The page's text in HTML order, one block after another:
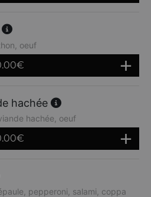
oeuf
€
hachée
hachée, oeuf
€
pepperoni, salami, coppa